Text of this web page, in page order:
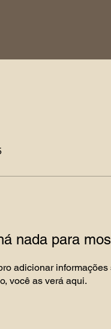
nada para
adicionar informações
você as verá aqui.